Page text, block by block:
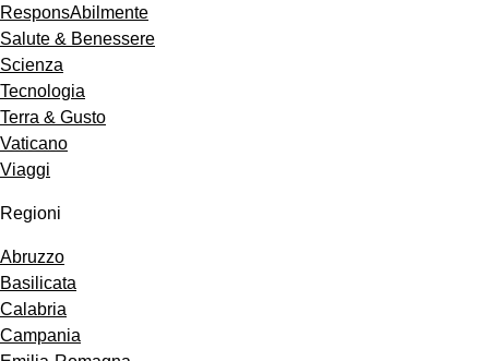
ResponsAbilmente
Salute & Benessere
Scienza
Tecnologia
Terra & Gusto
Vaticano
Viaggi
Regioni
Abruzzo
Basilicata
Calabria
Campania